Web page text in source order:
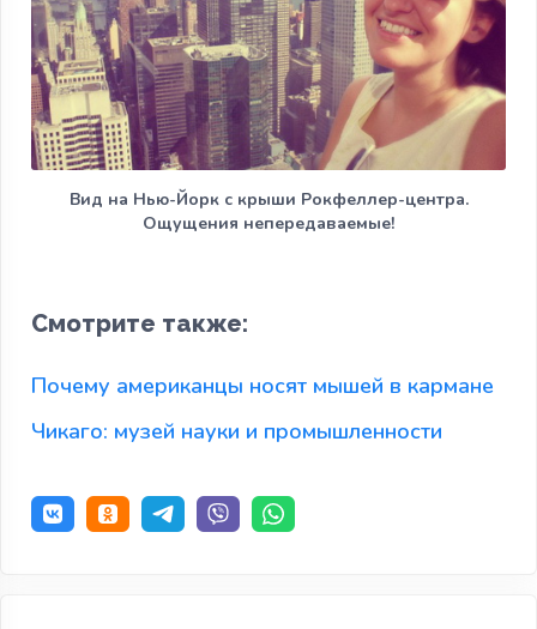
Вид на Нью-Йорк с крыши Рокфеллер-центра.
Ощущения непередаваемые!
Смотрите также:
Почему американцы носят мышей в кармане
Чикаго: музей науки и промышленности